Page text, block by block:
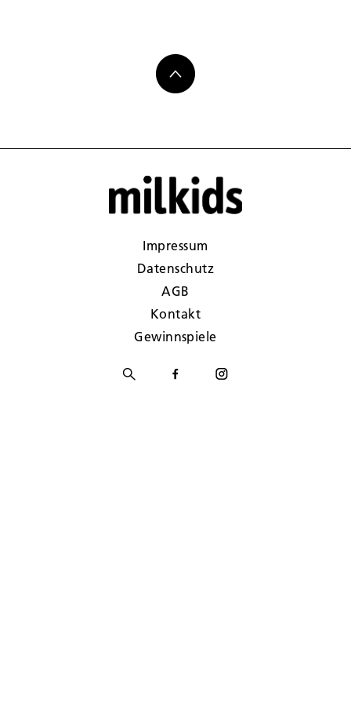
Impressum
Datenschutz
AGB
Kontakt
Gewinnspiele